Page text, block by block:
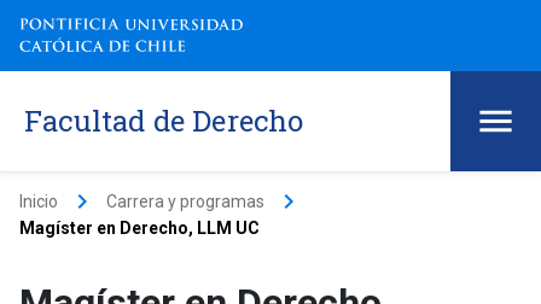
Facultad de Derecho
Inicio keyboard_arrow_right Carrera y programas keyboard_arrow_right
Magíster en Derecho, LLM UC